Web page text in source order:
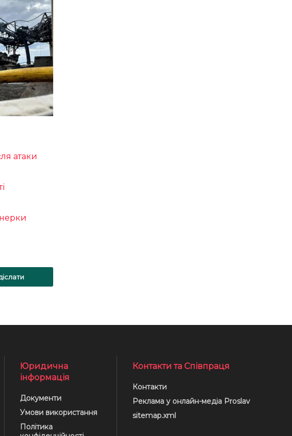
атаки
Юридична
інформація
Документи
Умови використання
Політика
Контакти та Співпраця
Контакти
Реклама у онлайн-медіа Proslav
sitemap.xml